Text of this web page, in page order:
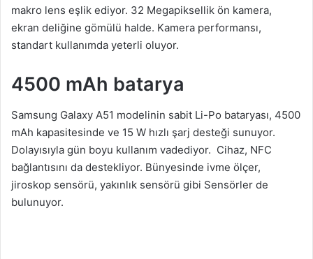
makro lens eşlik ediyor. 32 Megapiksellik ön kamera,
ekran deliğine gömülü halde. Kamera performansı,
standart kullanımda yeterli oluyor.
4500 mAh batarya
Samsung Galaxy A51 modelinin sabit Li-Po bataryası, 4500
mAh kapasitesinde ve 15 W hızlı şarj desteği sunuyor.
Dolayısıyla gün boyu kullanım vadediyor. Cihaz, NFC
bağlantısını da destekliyor. Bünyesinde ivme ölçer,
jiroskop sensörü, yakınlık sensörü gibi Sensörler de
bulunuyor.